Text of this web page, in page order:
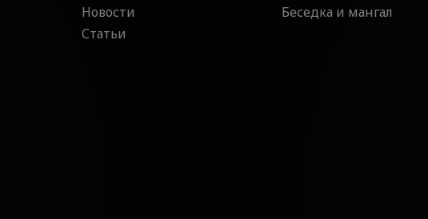
Новости
Статьи
Беседка и мангал